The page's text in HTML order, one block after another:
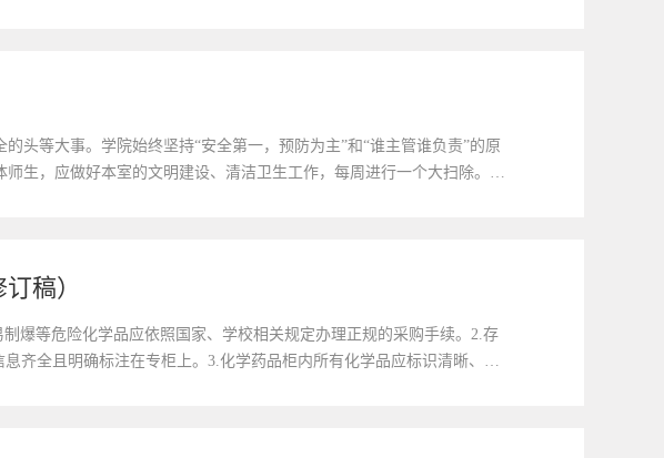
头等大事。学院始终坚持“安全第一，预防为主”和“谁主管谁负责”的原
生，应做好本室的文明建设、清洁卫生工作，每周进行一个大扫除。实
稿）
爆等危险化学品应依照国家、学校相关规定办理正规的采购手续。2.存
齐全且明确标注在专柜上。3.化学药品柜内所有化学品应标识清晰、完